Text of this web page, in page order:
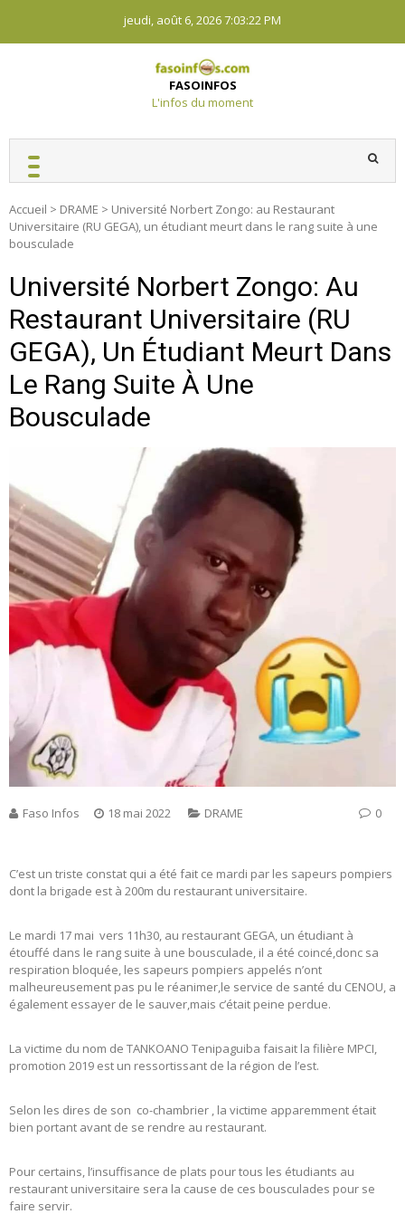
content
jeudi, août 6, 20267:03:23 PM
FASOINFOS
L'infos du moment
Accueil > DRAME > Université Norbert Zongo: au Restaurant
Universitaire (RU GEGA), un étudiant meurt dans le rang suite à une
bousculade
Université Norbert Zongo: Au
Restaurant Universitaire (RU
GEGA), Un Étudiant Meurt Dans
Le Rang Suite À Une
Bousculade
Faso Infos 18 mai 2022 DRAME 0
C’est un triste constat qui a été fait ce mardi par les sapeurs pompiers
dont la brigade est à 200m du restaurant universitaire.
Le mardi 17 mai vers 11h30, au restaurant GEGA, un étudiant à
étouffé dans le rang suite à une bousculade, il a été coincé,donc sa
respiration bloquée, les sapeurs pompiers appelés n’ont
malheureusement pas pu le réanimer,le service de santé du CENOU, a
également essayer de le sauver,mais c’était peine perdue.
La victime du nom de TANKOANO Tenipaguiba faisait la filière MPCI,
promotion 2019 est un ressortissant de la région de l’est.
Selon les dires de son co-chambrier , la victime apparemment était
bien portant avant de se rendre au restaurant.
Pour certains, l’insuffisance de plats pour tous les étudiants au
restaurant universitaire sera la cause de ces bousculades pour se
faire servir.